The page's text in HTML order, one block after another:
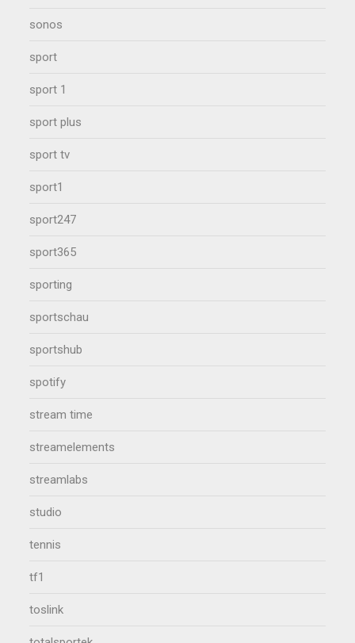
sonos
sport
sport 1
sport plus
sport tv
sport1
sport247
sport365
sporting
sportschau
sportshub
spotify
stream time
streamelements
streamlabs
studio
tennis
tf1
toslink